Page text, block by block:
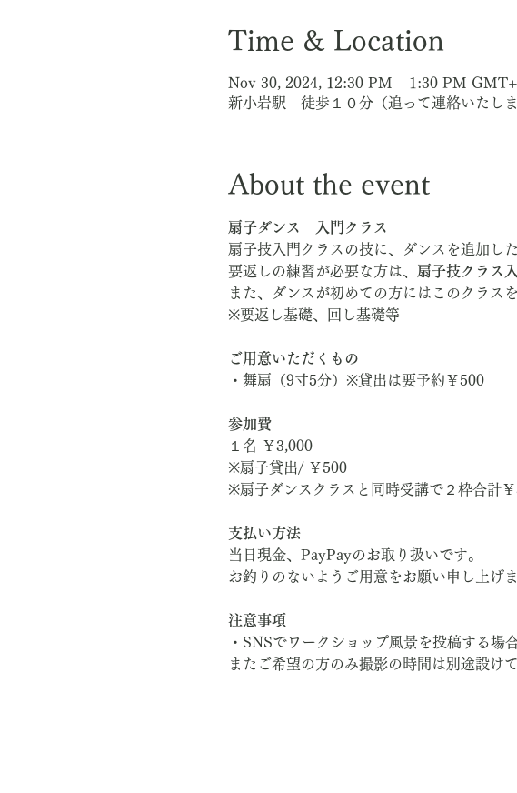
Time & Location
Nov 30, 2024, 12:30 PM – 1:30 PM
新小岩駅 徒歩１０分（追って連絡いたし
About the event
扇子ダンス　入門クラス
扇子技入門クラスの技に、ダンスを追加し
要返しの練習が必要な方は、 扇子技クラス
また、ダンスが初めての方にはこのクラス
※要返し基礎、回し基礎等
ご用意いただくもの
・舞扇（9寸5分）※貸出は要予約￥500
参加費
１名 ￥3,000
※扇子貸出/ ￥500
※扇子ダンスクラスと同時受講で２枠合計
支払い方法
当日現金、PayPayのお取り扱いです。
お釣りのないようご用意をお願い申し上げま
注意事項
・SNSでワークショップ風景を投稿する場
またご希望の方のみ撮影の時間は別途設けて